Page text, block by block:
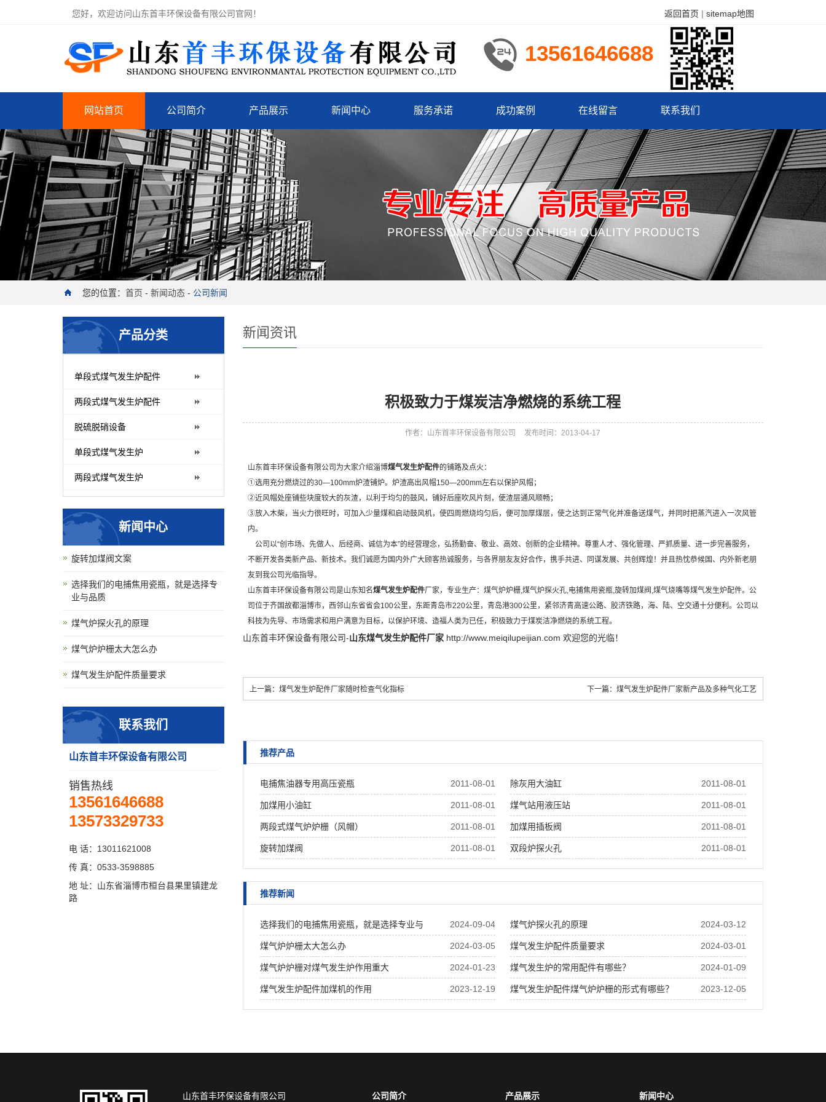
您好，欢迎访问山东首丰环保设备有限公司官网！ 返回首页 | sitemap地图
13561646688
网站首页 公司简介 产品展示 新闻中心 服务承诺 成功案例 在线留言 联系我们
您的位置： 首页 - 新闻动态 - 公司新闻
新闻资讯
积极致力于煤炭洁净燃烧的系统工程
作者：山东首丰环保设备有限公司 发布时间：2013-04-17
山东首丰环保设备有限公司为大家介绍淄博煤气发生炉配件的铺路及点火：
①选用充分燃烧过的30—100mm炉渣铺炉。炉渣高出风帽150—200mm左右以保护风帽；
②近风帽处座铺些块度较大的灰渣，以利于均匀的鼓风，铺好后座吹风片刻，使渣层通风顺畅；
③放入木柴，当火力很旺时，可加入少量煤和启动鼓风机，使四周燃烧均匀后，便可加厚煤层，使之达到正常气化并准备送煤气，并同时把蒸汽进入一次风管
内。
公司以“创市场、先做人、后经商、诚信为本”的经营理念，弘扬勤奋、敬业、高效、创新的企业精神。尊重人才、强化管理、严抓质量、进一步完善服务，
不断开发各类新产品、新技术。我们诚愿为国内外广大顾客热诚服务，与各界朋友友好合作，携手共进、同谋发展、共创辉煌！并且热忱恭候国、内外新老朋
友到我公司光临指导。
山东首丰环保设备有限公司是山东知名煤气发生炉配件厂家，专业生产： 煤气炉炉栅,煤气炉探火孔,电捕焦用瓷瓶,旋转加煤阀 ,煤气烧嘴等煤气发生炉配件。公
司位于齐国故都淄博市，西邻山东省省会100公里，东距青岛市220公里，青岛港300公里，紧邻济青高速公路、胶济铁路，海、陆、空交通十分便利。公司以
科技为先导、市场需求和用户满意为目标，以保护环境、造福人类为已任，积极致力于煤炭洁净燃烧的系统工程。
山东首丰环保设备有限公司-山东煤气发生炉配件厂家 http://www.meiqilupeijian.com 欢迎您的光临！
上一篇： 煤气发生炉配件厂家随时检查气化指标 下一篇： 煤气发生炉配件厂家新产品及多种气化工艺
推荐产品
2011-08-01
电捕焦油器专用高压瓷瓶 2011-08-01
除灰用大油缸
2011-08-01
加煤用小油缸 2011-08-01
煤气站用液压站
2011-08-01
两段式煤气炉炉栅（风帽） 2011-08-01
加煤用插板阀
2011-08-01
旋转加煤阀 2011-08-01
双段炉探火孔
推荐新闻
2024-09-04
选择我们的电捕焦用瓷瓶，就是选择专业与
品质
2024-03-12
煤气炉探火孔的原理
2024-03-05
煤气炉炉栅太大怎么办 2024-03-01
煤气发生炉配件质量要求
2024-01-23
煤气炉炉栅对煤气发生炉作用重大 2024-01-09
煤气发生炉的常用配件有哪些？
2023-12-19
煤气发生炉配件加煤机的作用 2023-12-05
煤气发生炉配件煤气炉炉栅的形式有哪些？
产品分类
单段式煤气发生炉配件
两段式煤气发生炉配件
脱硫脱硝设备
单段式煤气发生炉
两段式煤气发生炉
新闻中心
旋转加煤阀文案
选择我们的电捕焦用瓷瓶，就是选择专
业与品质
煤气炉探火孔的原理
煤气炉炉栅太大怎么办
煤气发生炉配件质量要求
联系我们
山东首丰环保设备有限公司
销售热线
13561646688
13573329733
电 话：13011621008
传 真：0533-3598885
地 址：山东省淄博市桓台县果里镇建龙
路
山东首丰环保设备有限公司 公司简介 产品展示 新闻中心